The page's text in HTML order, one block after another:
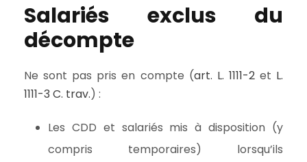
Salariés exclus du
décompte
Ne sont pas pris en compte (art. L. 1111-2et L.
1111-3 C. trav.) :
Les CDD et salariés mis à disposition (y
compris temporaires) lorsqu’ils